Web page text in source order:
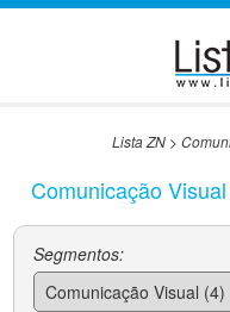
Lista ZN >
Comunicação
Segmentos: